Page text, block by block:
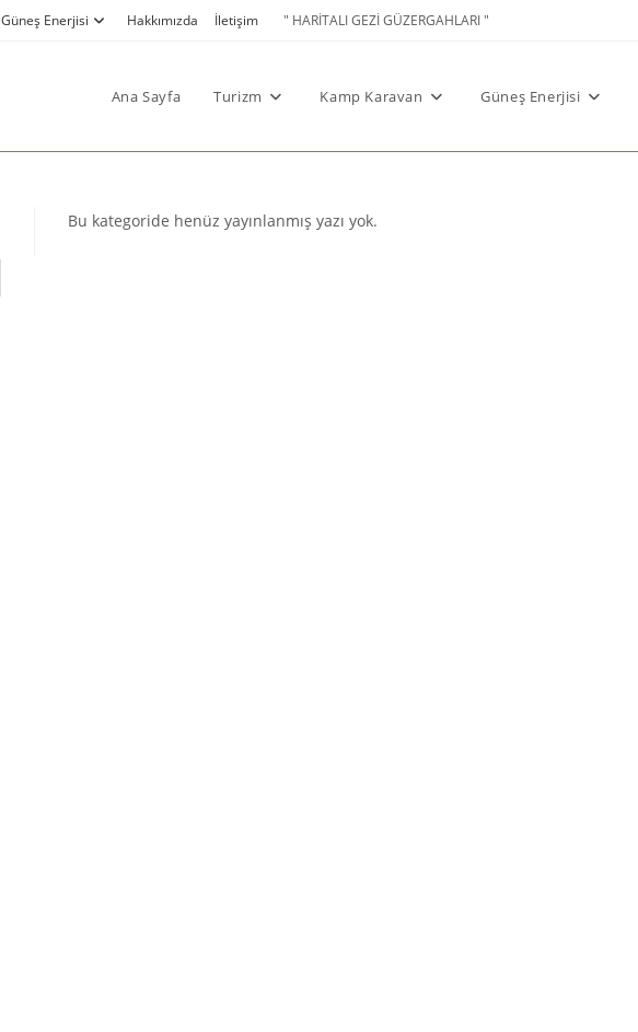
Güneş Enerjisi Hakkımızda İletişim " HARİTALI GEZİ GÜZERGAHLARI "
Ana Sayfa Turizm Kamp Karavan Güneş Enerjisi
Bu kategoride henüz yayınlanmış yazı yok.